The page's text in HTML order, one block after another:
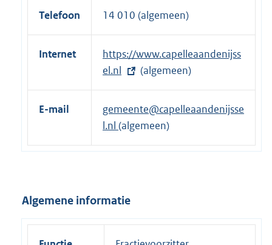
Telefoon 14 010 (algemeen)
Internet
E
x
t
r
e
n
k
https://www.capelleaandenijss
el.nl
(algemeen)
E-mail
gemeente@capelleaandenijsse
l.nl (algemeen)
Algemene informatie